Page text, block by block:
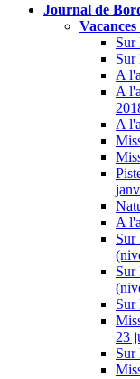
Journal de
Sur
Sur
A
A
A
A
Sur
Sur
Sur
23
Sur